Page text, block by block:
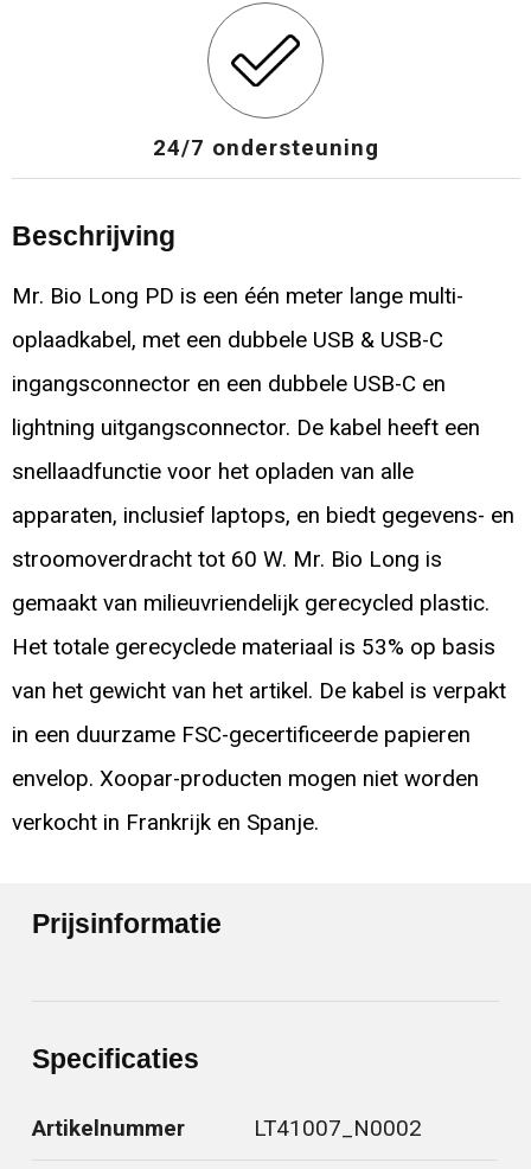
24/7 ondersteuning
Beschrijving
Mr. Bio Long PD is een één meter lange multi-
oplaadkabel, met een dubbele USB & USB-C
ingangsconnector en een dubbele USB-C en
lightning uitgangsconnector. De kabel heeft een
snellaadfunctie voor het opladen van alle
apparaten, inclusief laptops, en biedt gegevens- en
stroomoverdracht tot 60 W. Mr. Bio Long is
gemaakt van milieuvriendelijk gerecycled plastic.
Het totale gerecyclede materiaal is 53% op basis
van het gewicht van het artikel. De kabel is verpakt
in een duurzame FSC-gecertificeerde papieren
envelop. Xoopar-producten mogen niet worden
verkocht in Frankrijk en Spanje.
Prijsinformatie
Specificaties
Artikelnummer LT41007_N0002